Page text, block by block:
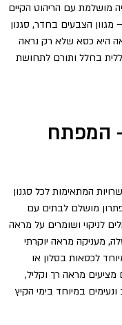
מושלמת עם הריהוט הקיים
הצבעים בחדר, סגנון
היא כסא שלא רק נראה
בחלל ותורם לתחושת
המפתח
המתאימות לכל סגנון
מושלם לבתים עם
לניקוי ושומרים על מראה
מעניקה מראה יוקרתי
לכסאות בסלון או
מראה רך וקליל,
במיוחד בימי הקיץ